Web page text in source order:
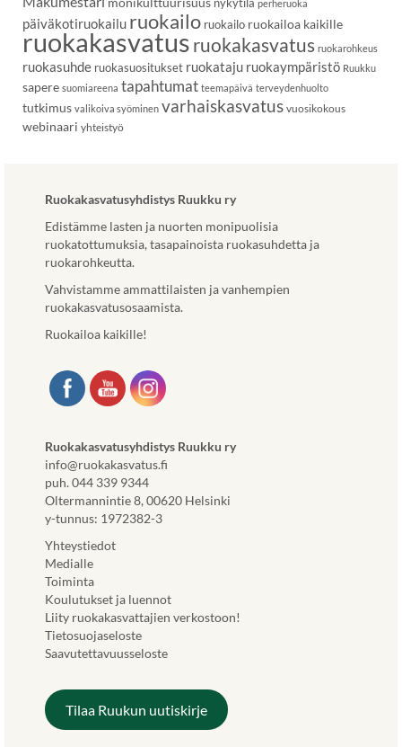
perheruoka
päiväkotiruokailu ruokailo ruokailo ruokailoa kaikille
ruokakasvatus ruokakasvatus ruokarohkeus
ruokasuhde ruokasuositukset ruokataju ruokaympäristö Ruukku
sapere suomiareena tapahtumat teemapäivä terveydenhuolto
tutkimus valikoiva syöminen varhaiskasvatus vuosikokous
webinaari yhteistyö
Ruokakasvatusyhdistys Ruukku ry
Edistämme lasten ja nuorten monipuolisia
ruokatottumuksia, tasapainoista ruokasuhdetta ja
ruokarohkeutta.
Vahvistamme ammattilaisten ja vanhempien
ruokakasvatusosaamista.
Ruokailoa kaikille!
Ruokakasvatusyhdistys Ruukku ry
info@ruokakasvatus.fi
puh. 044 339 9344
Oltermannintie 8, 00620 Helsinki
y-tunnus: 1972382-3
Yhteystiedot
Medialle
Toiminta
Koulutukset ja luennot
Liity ruokakasvattajien verkostoon!
Tietosuojaseloste
Saavutettavuusseloste
Tilaa Ruukun uutiskirje